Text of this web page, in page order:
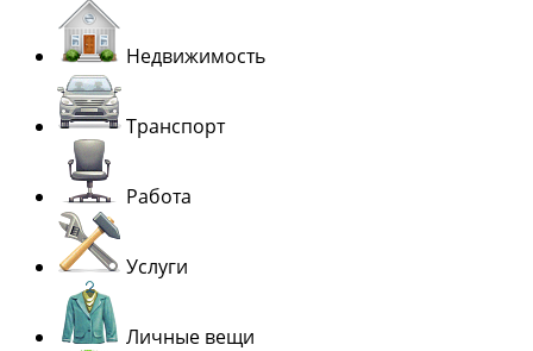
Недвижимость
Транспорт
Работа
Услуги
Личные вещи